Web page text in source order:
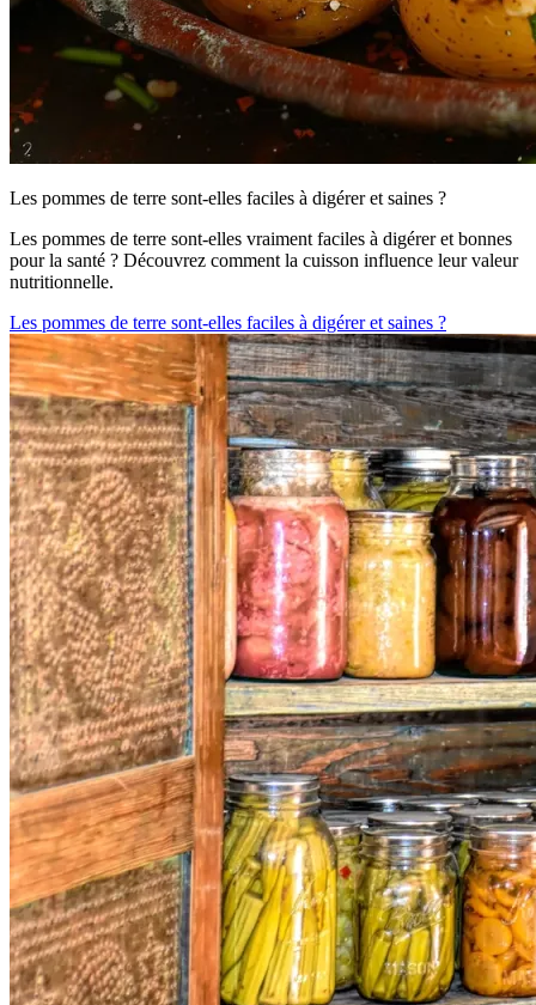
Les pommes de terre sont-elles faciles à digérer et saines ?
Les pommes de terre sont-elles vraiment faciles à digérer et bonnes
pour la santé ? Découvrez comment la cuisson influence leur valeur
nutritionnelle.
Les pommes de terre sont-elles faciles à digérer et saines ?